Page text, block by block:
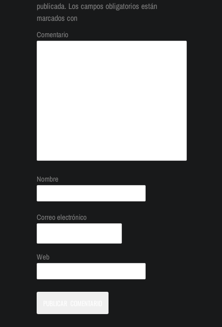
publicada. Los campos obligatorios están
marcados con
Comentario
Nombre
Correo electrónico
Web